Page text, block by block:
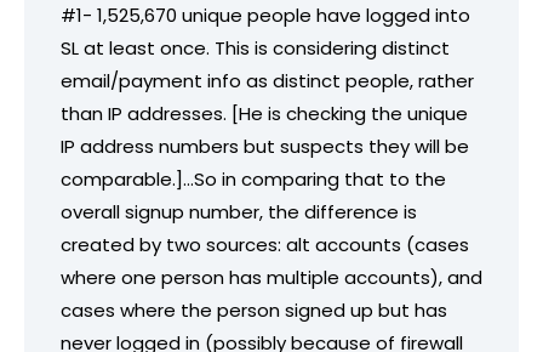
#1- 1,525,670 unique people have logged into
SL at least once. This is considering distinct
email/payment info as distinct people, rather
than IP addresses. [He is checking the unique
IP address numbers but suspects they will be
comparable.]…So in comparing that to the
overall signup number, the difference is
created by two sources: alt accounts (cases
where one person has multiple accounts), and
cases where the person signed up but has
never logged in (possibly because of firewall